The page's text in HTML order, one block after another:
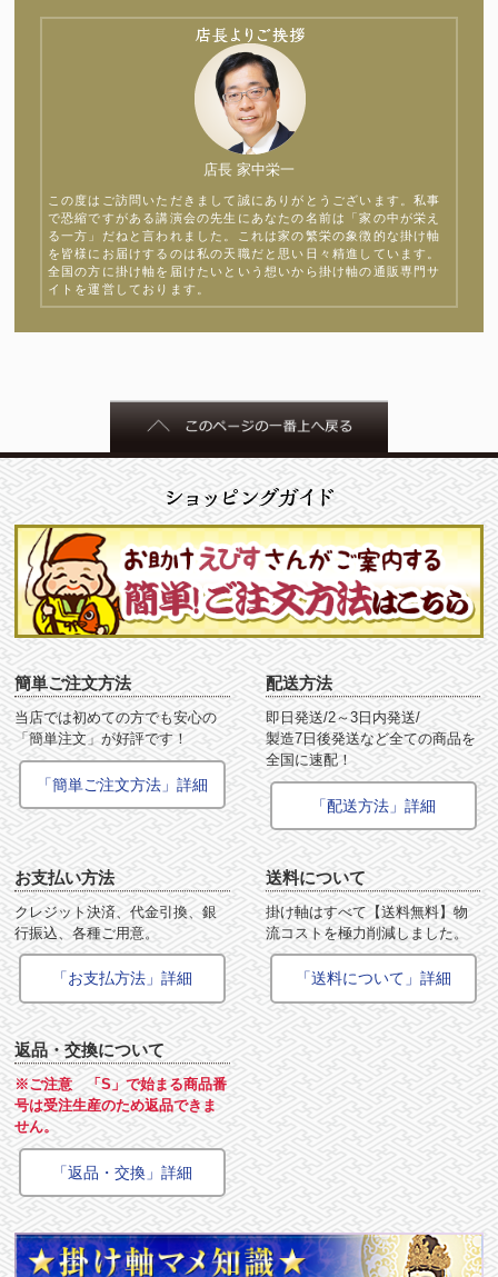
店長 家中栄一
この度はご訪問いただきまして誠にありがとうございます。私事
で恐縮ですがある講演会の先生にあなたの名前は「家の中が栄え
る一方」だねと言われました。これは家の繁栄の象徴的な掛け軸
を皆様にお届けするのは私の天職だと思い日々精進しています。
全国の方に掛け軸を届けたいという想いから掛け軸の通販専門サ
イトを運営しております。
簡単ご注文方法
当店では初めての方でも安心の
「簡単注文」が好評です！
「簡単ご注文方法」詳細
配送方法
即日発送/2～3日内発送/
製造7日後発送など全ての商品を
全国に速配！
「配送方法」詳細
お支払い方法
クレジット決済、代金引換、銀
行振込、各種ご用意。
「お支払方法」詳細
送料について
掛け軸はすべて【送料無料】物
流コストを極力削減しました。
「送料について」詳細
返品・交換について
※ご注意 「S」で始まる商品番
号は受注生産のため返品できま
せん。
「返品・交換」詳細